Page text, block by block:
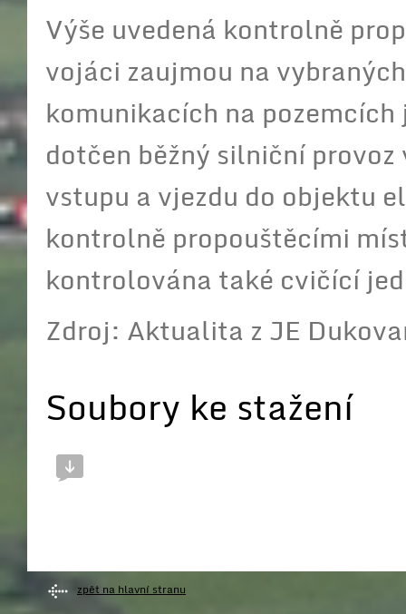
Výše uvedená kontrolně
vojáci zaujmou na
komunikacích na
dotčen běžný silniční
vstupu a vjezdu do objektu
kontrolně propouštěcími
kontrolována také cvičící
Zdroj: Aktualita z JE
Soubory ke stažení
zpět na hlavní stranu